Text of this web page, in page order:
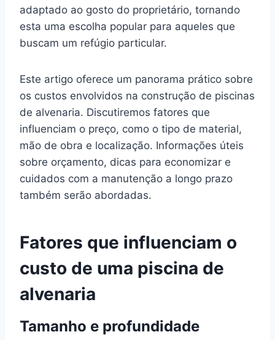
adaptado ao gosto do proprietário, tornando
esta uma escolha popular para aqueles que
buscam um refúgio particular.
Este artigo oferece um panorama prático sobre
os custos envolvidos na construção de piscinas
de alvenaria. Discutiremos fatores que
influenciam o preço, como o tipo de material,
mão de obra e localização. Informações úteis
sobre orçamento, dicas para economizar e
cuidados com a manutenção a longo prazo
também serão abordadas.
Fatores que influenciam o
custo de uma piscina de
alvenaria
Tamanho e profundidade